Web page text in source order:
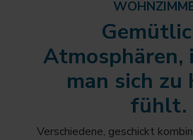
Atmosphären,
man sich zu
fühlt.
Verschiedene, geschickt